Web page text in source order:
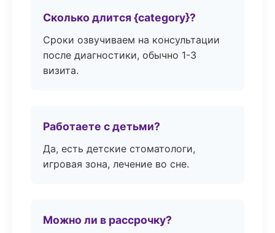
Сколько длится {category}?
Сроки озвучиваем на консультации
после диагностики, обычно 1-3
визита.
Работаете с детьми?
Да, есть детские стоматологи,
игровая зона, лечение во сне.
Можно ли в рассрочку?